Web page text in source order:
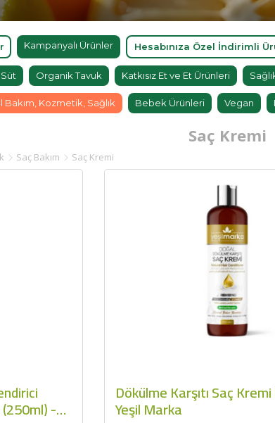
Kampanyalı Ürünler Hesabınıza Özel İndirimli
Organik Tavuk Katkısız Et ve Et Ürünleri
Bakım, Kozmetik, Sağlık Bebek Ürünleri Vegan
Saç Kremi
Saç Bakım Saç Kremi
-
Dökülme Karşıtı Saç
Yeşil Marka